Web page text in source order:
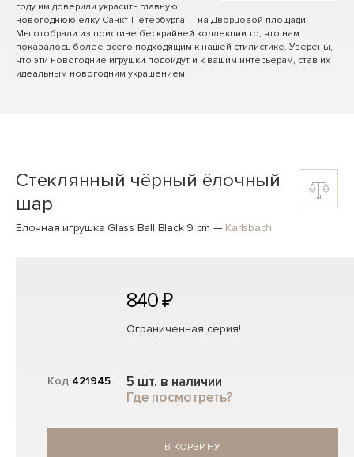
году им доверили украсить главную
новогоднюю ёлку Санкт-Петербурга — на Дворцовой площади.
Мы отобрали из поистине бескрайней коллекции то, что нам
показалось более всего подходящим к нашей стилистике. Уверены,
что эти новогодние игрушки подойдут и к вашим интерьерам, став их
идеальным новогодним украшением.
Стеклянный чёрный ёлочный
шар
Ёлочная игрушка Glass Ball Black 9 cm — Karlsbach
Код 421945
840 ₽
Ограниченная серия!
5 шт. в наличии
Где посмотреть?
В КОРЗИНУ